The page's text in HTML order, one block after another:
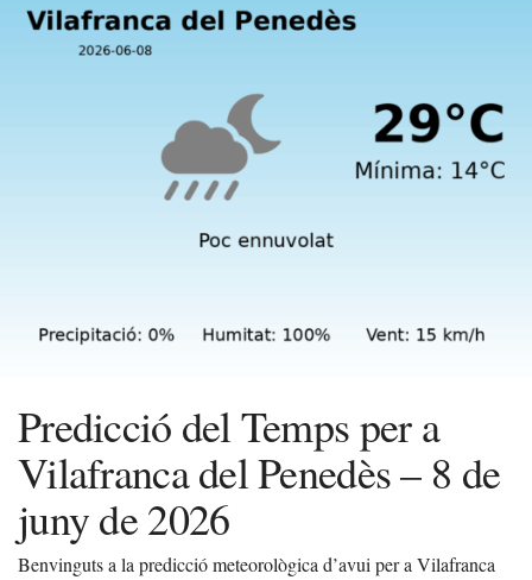
Predicció del Temps per a
Vilafranca del Penedès – 8 de
juny de 2026
Benvinguts a la predicció meteorològica d’avui per a Vilafranca